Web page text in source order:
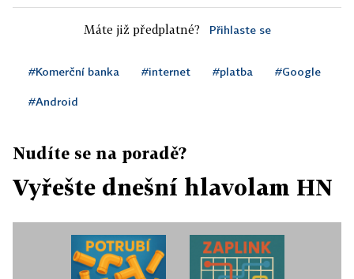
Máte již předplatné? Přihlaste se
#Komerční banka #internet #platba #Google
#Android
Nudíte se na poradě?
Vyřešte dnešní hlavolam HN